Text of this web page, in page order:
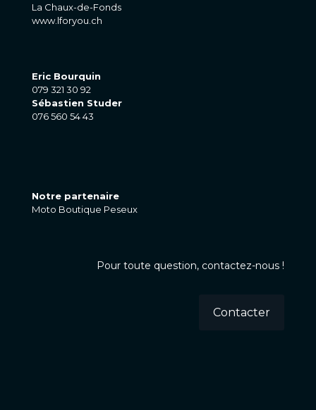
La Chaux-de-Fonds
www.lforyou.ch
Eric Bourquin
079 321 30 92
Sébastien Studer
076 560 54 43
Notre partenaire
Moto Boutique Peseux
Pour toute question, contactez-nous !
Contacter